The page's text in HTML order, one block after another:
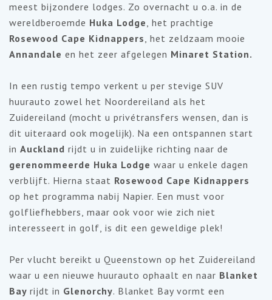
meest bijzondere lodges. Zo overnacht u o.a. in de
wereldberoemde Huka Lodge, het prachtige
Rosewood Cape Kidnappers, het zeldzaam mooie
Annandale en het zeer afgelegen Minaret Station.
In een rustig tempo verkent u per stevige SUV
huurauto zowel het Noordereiland als het
Zuidereiland (mocht u privétransfers wensen, dan is
dit uiteraard ook mogelijk). Na een ontspannen start
in Auckland rijdt u in zuidelijke richting naar de
gerenommeerde Huka Lodge waar u enkele dagen
verblijft. Hierna staat Rosewood Cape Kidnappers
op het programma nabij Napier. Een must voor
golfliefhebbers, maar ook voor wie zich niet
interesseert in golf, is dit een geweldige plek!
Per vlucht bereikt u Queenstown op het Zuidereiland
waar u een nieuwe huurauto ophaalt en naar Blanket
Bay rijdt in Glenorchy. Blanket Bay vormt een